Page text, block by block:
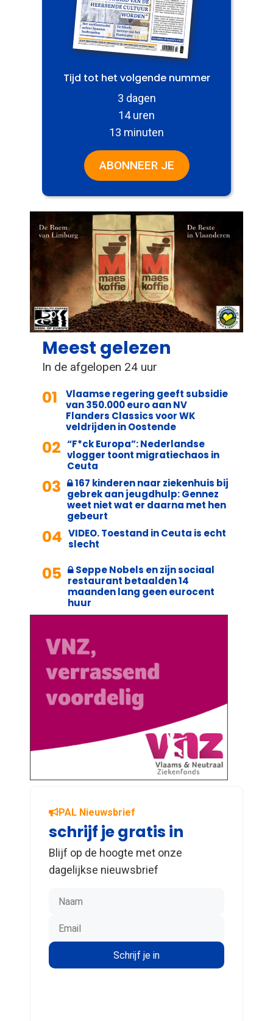
Tijd tot het volgende nummer
3 dagen
14 uren
13 minuten
ABONNEER JE
Meest gelezen
In de afgelopen 24 uur
01
Vlaamse regering geeft subsidie
van 350.000 euro aan NV
Flanders Classics voor WK
veldrijden in Oostende
02 “F*ck Europa”: Nederlandse
vlogger toont migratiechaos in
Ceuta
03
167 kinderen naar ziekenhuis bij
gebrek aan jeugdhulp: Gennez
weet niet wat er daarna met hen
gebeurt
04 VIDEO. Toestand in Ceuta is echt
slecht
05
Seppe Nobels en zijn sociaal
restaurant betaalden 14
maanden lang geen eurocent
huur
PAL Nieuwsbrief
schrijf je gratis in
Blijf op de hoogte met onze
dagelijkse nieuwsbrief